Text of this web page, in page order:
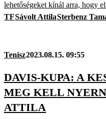
lehetőségeket kínál arra, hogy
TFSávolt AttilaSterbenz
Tenisz2023.08.15. 09:55
DAVIS-KUPA: A
MEG KELL
ATTILA